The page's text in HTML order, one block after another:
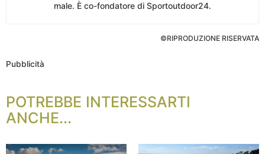
male. È co-fondatore di Sportoutdoor24.
©RIPRODUZIONE RISERVATA
Pubblicità
POTREBBE INTERESSARTI
ANCHE...